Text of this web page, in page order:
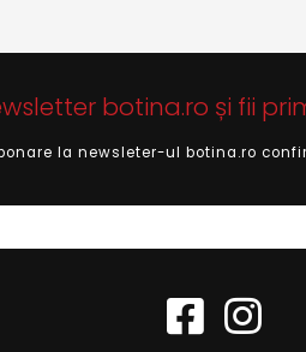
botina.ro și fii
la newsleter-ul botina.ro